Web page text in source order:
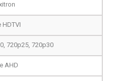
HDTVI
720p25, 720p30
AHD